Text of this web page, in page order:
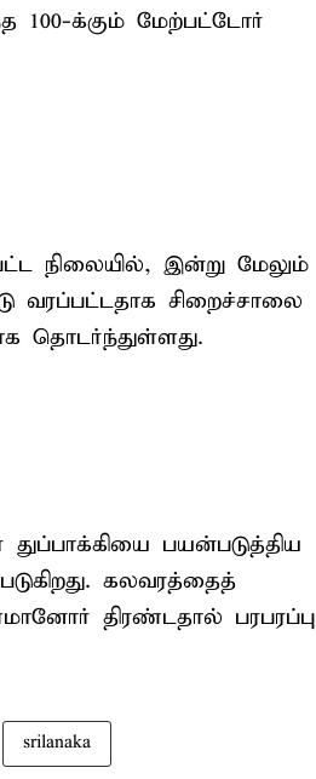
100-க்கும் மேற்பட்டோர்
நிலையில், இன்று மேலும்
வரப்பட்டதாக சிறைச்சாலை
தொடர்ந்துள்ளது.
பயன்படுத்திய
கலவரத்தைத்
திரண்டதால் பரபரப்பு
srilanaka